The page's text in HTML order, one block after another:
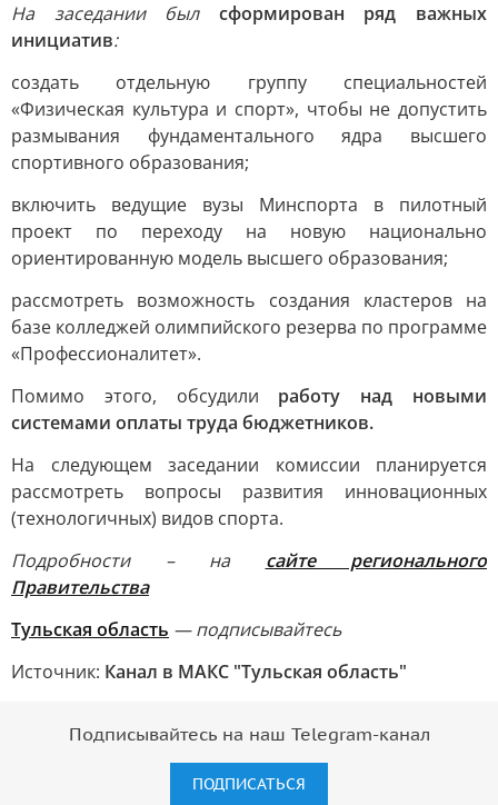
На заседании был сформирован ряд важных
инициатив:
создать отдельную группу специальностей
«Физическая культура и спорт», чтобы не допустить
размывания фундаментального ядра высшего
спортивного образования;
включить ведущие вузы Минспорта в пилотный
проект по переходу на новую национально
ориентированную модель высшего образования;
рассмотреть возможность создания кластеров на
базе колледжей олимпийского резерва по программе
«Профессионалитет».
Помимо этого, обсудили работу над новыми
системами оплаты труда бюджетников.
На следующем заседании комиссии планируется
рассмотреть вопросы развития инновационных
(технологичных) видов спорта.
Подробности – на сайте регионального
Правительства
Тульская область — подписывайтесь
Источник: Канал в МАКС "Тульская область"
Подписывайтесь на наш Telegram-канал
ПОДПИСАТЬСЯ